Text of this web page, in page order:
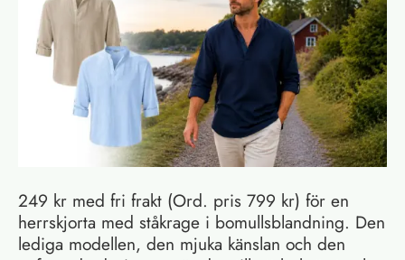
249 kr med fri frakt (Ord. pris 799 kr) för en
herrskjorta med ståkrage i bomullsblandning. Den
lediga modellen, den mjuka känslan och den